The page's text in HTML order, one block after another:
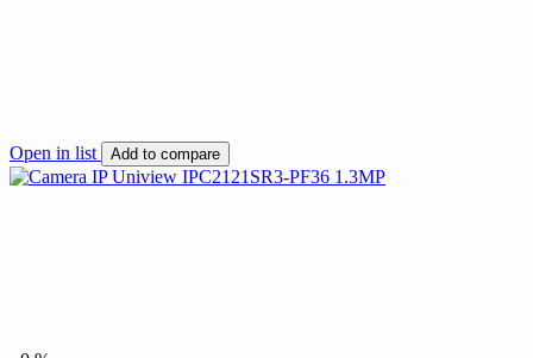
Open in list Add to compare